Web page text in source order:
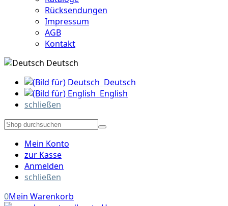
Rücksendungen
Impressum
AGB
Kontakt
Deutsch
Deutsch
English
schließen
Mein Konto
zur Kasse
Anmelden
schließen
0Mein Warenkorb